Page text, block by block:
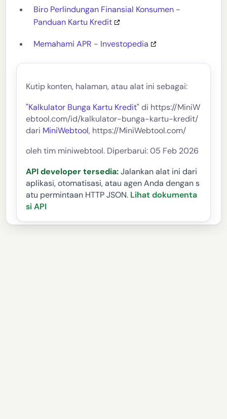
Biro Perlindungan Finansial Konsumen -
Panduan Kartu Kredit
Memahami APR - Investopedia
Kutip konten, halaman, atau alat ini sebagai:
"Kalkulator Bunga Kartu Kredit" di https://MiniW
ebtool.com/id/kalkulator-bunga-kartu-kredit/
dari MiniWebtool, https://MiniWebtool.com/
oleh tim miniwebtool. Diperbarui: 05 Feb 2026
API developer tersedia: Jalankan alat ini dari
aplikasi, otomatisasi, atau agen Anda dengan s
atu permintaan HTTP JSON. Lihat dokumenta
si API